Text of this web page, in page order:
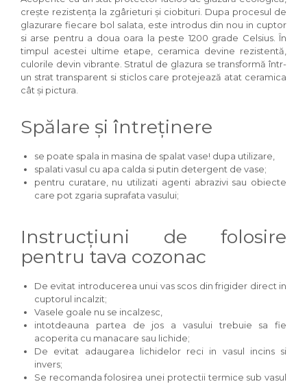
crește rezistența la zgârieturi și ciobituri. Dupa procesul de
glazurare fiecare bol salata, este introdus din nou in cuptor
si arse pentru a doua oara la peste 1200 grade Celsius. În
timpul acestei ultime etape, ceramica devine rezistentă,
culorile devin vibrante. Stratul de glazura se transformă într-
un strat transparent si sticlos care protejează atat ceramica
cât și pictura.
Spălare și întreținere
se poate spala in masina de spalat vase! dupa utilizare,
spalati vasul cu apa calda si putin detergent de vase;
pentru curatare, nu utilizati agenti abrazivi sau obiecte
care pot zgaria suprafata vasului;
Instrucțiuni de folosire
pentru tava cozonac
De evitat introducerea unui vas scos din frigider direct in
cuptorul incalzit;
Vasele goale nu se incalzesc,
intotdeauna partea de jos a vasului trebuie sa fie
acoperita cu manacare sau lichide;
De evitat adaugarea lichidelor reci in vasul incins si
invers;
Se recomanda folosirea unei protectii termice sub vasul